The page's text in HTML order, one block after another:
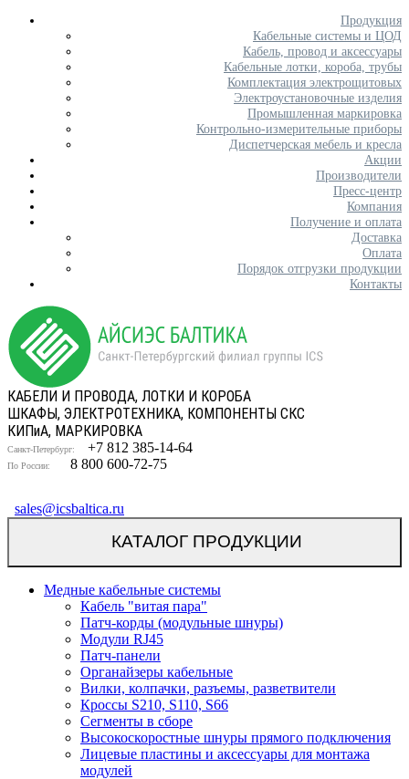
Продукция
Кабельные системы и ЦОД
Кабель, провод и аксессуары
Кабельные лотки, короба, трубы
Комплектация электрощитовых
Электроустановочные изделия
Промышленная маркировка
Контрольно-измерительные приборы
Диспетчерская мебель и кресла
Акции
Производители
Пресс-центр
Компания
Получение и оплата
Доставка
Оплата
Порядок отгрузки продукции
Контакты
КАБЕЛИ И ПРОВОДА, ЛОТКИ И КОРОБА
ШКАФЫ, ЭЛЕКТРОТЕХНИКА, КОМПОНЕНТЫ СКС
КИПиА, МАРКИРОВКА
Санкт-Петербург: +7 812 385-14-64
По России: 8 800 600-72-75
sales@icsbaltica.ru
КАТАЛОГ ПРОДУКЦИИ
Медные кабельные системы
Кабель "витая пара"
Патч-корды (модульные шнуры)
Модули RJ45
Патч-панели
Органайзеры кабельные
Вилки, колпачки, разъемы, разветвители
Кроссы S210, S110, S66
Сегменты в сборе
Высокоскоростные шнуры прямого подключения
Лицевые пластины и аксессуары для монтажа
модулей